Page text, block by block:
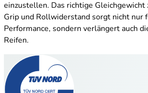
einzustellen. Das richtige Gleichgewicht
Grip und Rollwiderstand sorgt nicht nur
Performance, sondern verlängert auch
Reifen.